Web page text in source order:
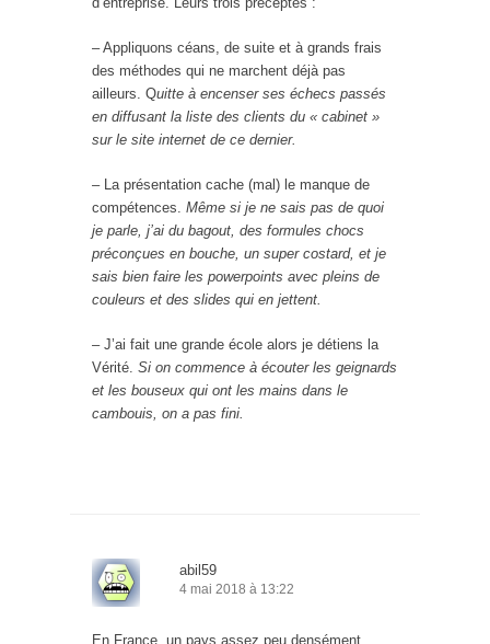
– Appliquons céans, de suite et à grands frais
des méthodes qui ne marchent déjà pas
ailleurs. Quitte à encenser ses échecs passés
en diffusant la liste des clients du « cabinet »
sur le site internet de ce dernier.
– La présentation cache (mal) le manque de
compétences. Même si je ne sais pas de quoi
je parle, j’ai du bagout, des formules chocs
préconçues en bouche, un super costard, et je
sais bien faire les powerpoints avec pleins de
couleurs et des slides qui en jettent.
– J’ai fait une grande école alors je détiens la
Vérité. Si on commence à écouter les geignards
et les bouseux qui ont les mains dans le
cambouis, on a pas fini.
abil59
4 mai 2018 à 13:22
En France, un pays assez peu densément